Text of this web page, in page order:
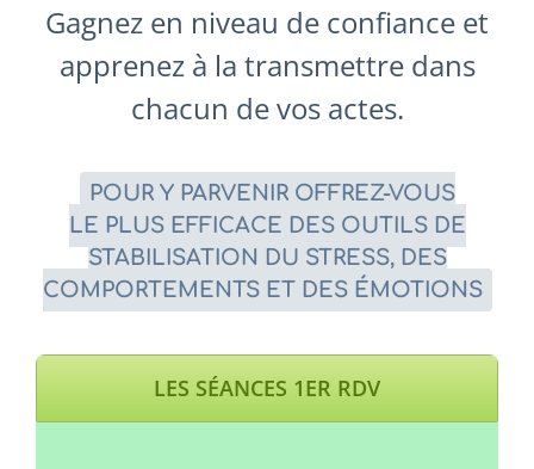
Gagnez en niveau de confiance et
apprenez à la transmettre dans
chacun de vos actes.
POUR Y PARVENIR OFFREZ-VOUS
LE PLUS EFFICACE DES OUTILS DE
STABILISATION DU STRESS, DES
COMPORTEMENTS ET DES ÉMOTIONS
LES SÉANCES 1ER RDV